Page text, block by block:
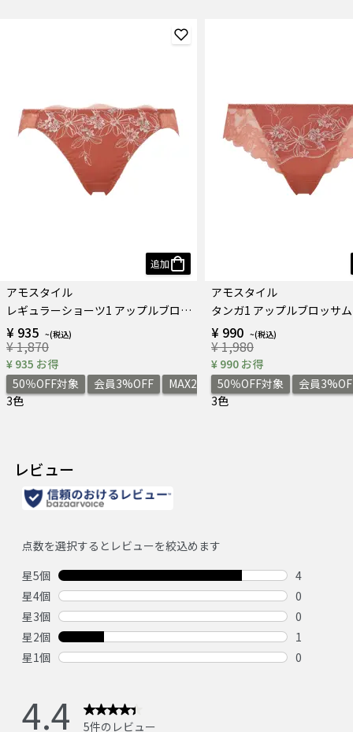
追加
アモスタイル
レギュラーショーツ1 アップルブロッサム
¥ 935
¥ 1,870
¥ 935 お得
50％OFF対象
会員3%OFF
MAX2,000円OFF
3色
アモスタイル
タンガ1 アップルブロッサム
¥ 990
¥ 1,980
¥ 990 お得
50％OFF対象
会員
3色